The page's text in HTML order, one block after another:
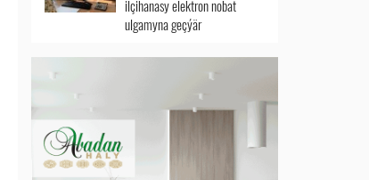
ilçihanasy elektron nobat
ulgamyna geçýär